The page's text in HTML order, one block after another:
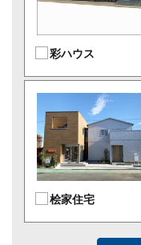
彩ハウス
桧家住宅